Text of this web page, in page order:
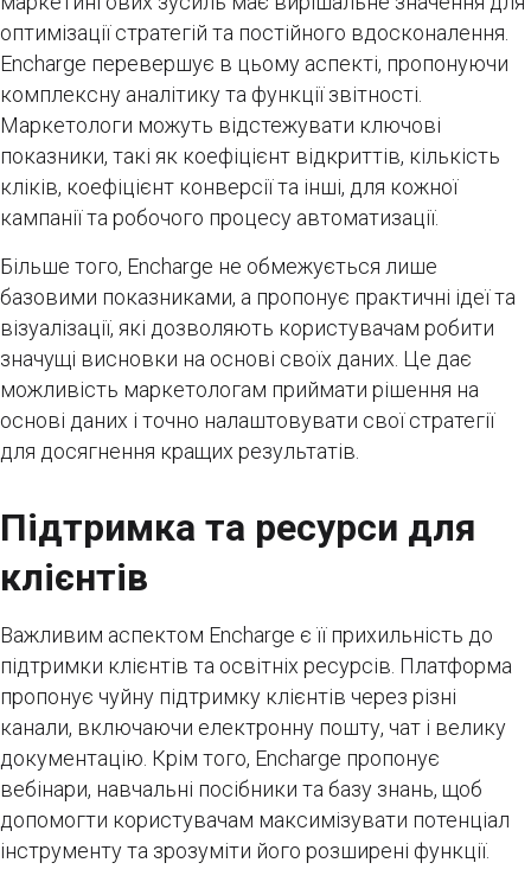
оптимізації стратегій та постійного вдосконалення.
Encharge перевершує в цьому аспекті, пропонуючи
комплексну аналітику та функції звітності.
Маркетологи можуть відстежувати ключові
показники, такі як коефіцієнт відкриттів, кількість
кліків, коефіцієнт конверсії та інші, для кожної
кампанії та робочого процесу автоматизації.
Більше того, Encharge не обмежується лише
базовими показниками, а пропонує практичні ідеї та
візуалізації, які дозволяють користувачам робити
значущі висновки на основі своїх даних. Це дає
можливість маркетологам приймати рішення на
основі даних і точно налаштовувати свої стратегії
для досягнення кращих результатів.
Підтримка та ресурси для
клієнтів
Важливим аспектом Encharge є її прихильність до
підтримки клієнтів та освітніх ресурсів. Платформа
пропонує чуйну підтримку клієнтів через різні
канали, включаючи електронну пошту, чат і велику
документацію. Крім того, Encharge пропонує
вебінари, навчальні посібники та базу знань, щоб
допомогти користувачам максимізувати потенціал
інструменту та зрозуміти його розширені функції.